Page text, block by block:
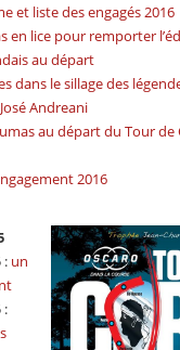
et liste des engagés 2016
en lice pour remporter
au départ
dans le sillage des
Andreani
au départ du Tour de
2016
: un
: